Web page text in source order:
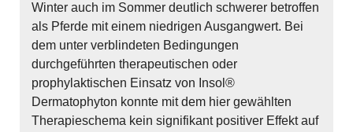
Winter auch im Sommer deutlich schwerer betroffen
als Pferde mit einem niedrigen Ausgangwert. Bei
dem unter verblindeten Bedingungen
durchgeführten therapeutischen oder
prophylaktischen Einsatz von Insol®
Dermatophyton konnte mit dem hier gewählten
Therapieschema kein signifikant positiver Effekt auf